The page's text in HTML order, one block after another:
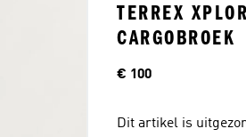
TERREX
CARGOBROEK
Price
€ 100
Dit artikel is